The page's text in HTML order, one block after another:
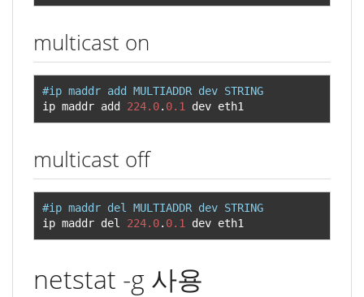
multicast on
#ip maddr add MULTIADDR dev STRING
ip maddr add 224.0. 0.1 dev eth1
multicast off
#ip maddr del MULTIADDR dev STRING
ip maddr del 224.0. 0.1 dev eth1
netstat -g 사용